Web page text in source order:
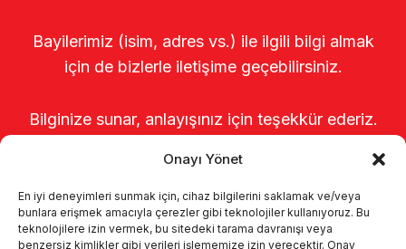
Onayı Yönet
En iyi deneyimleri sunmak için, cihaz bilgilerini saklamak ve/veya
bunlara erişmek amacıyla çerezler gibi teknolojiler kullanıyoruz. Bu
teknolojilere izin vermek, bu sitedeki tarama davranışı veya
benzersiz kimlikler gibi verileri işlememize izin verecektir. Onay
Bayilerimiz (isim, adres vs.) ile ilgili bilgi almak
için de bizlerle iletişime geçebilirsiniz.
Bilginize sunar, anlayışınız için teşekkür ederiz.